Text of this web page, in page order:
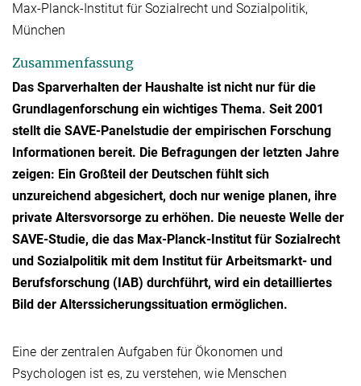
Max-Planck-Institut für Sozialrecht und Sozialpolitik,
München
Zusammenfassung
Das Sparverhalten der Haushalte ist nicht nur für die
Grundlagenforschung ein wichtiges Thema. Seit 2001
stellt die SAVE-Panelstudie der empirischen Forschung
Informationen bereit. Die Befragungen der letzten Jahre
zeigen: Ein Großteil der Deutschen fühlt sich
unzureichend abgesichert, doch nur wenige planen, ihre
private Altersvorsorge zu erhöhen. Die neueste Welle der
SAVE-Studie, die das Max-Planck-Institut für Sozialrecht
und Sozialpolitik mit dem Institut für Arbeitsmarkt- und
Berufsforschung (IAB) durchführt, wird ein detailliertes
Bild der Alterssicherungssituation ermöglichen.
Eine der zentralen Aufgaben für Ökonomen und
Psychologen ist es, zu verstehen, wie Menschen